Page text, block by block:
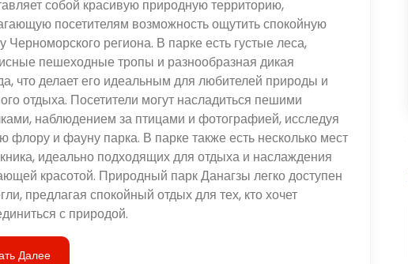
собой красивую природную территорию,
посетителям возможность ощутить спокойную
Черноморского региона. В парке есть густые леса,
пешеходные тропы и разнообразная дикая
что делает его идеальным для любителей природы и
отдыха. Посетители могут насладиться пешими
наблюдением за птицами и фотографией, исследуя
флору и фауну парка. В парке также есть несколько мест
идеально подходящих для отдыха и наслаждения
красотой. Природный парк Данагзы легко доступен
предлагая спокойный отдых для тех, кто хочет
с природой.
Далее